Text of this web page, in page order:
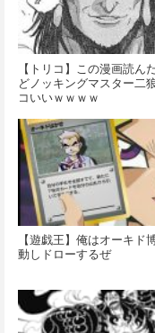
【トリコ】この漫画読ん
どノッキングマスター二
コいいｗｗｗｗ
【遊戯王】俺はオーキド
動しドローするぜ